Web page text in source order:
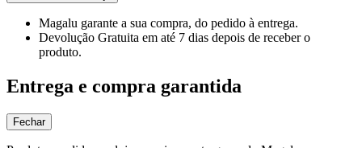
Magalu garante a sua compra, do pedido à entrega.
Devolução Gratuita em até 7 dias depois de receber o
produto.
Entrega e compra garantida
Fechar